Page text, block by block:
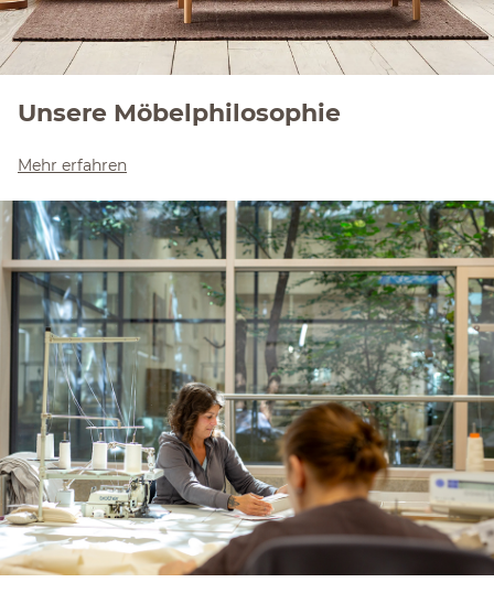
Unsere Möbelphilosophie
Mehr erfahren